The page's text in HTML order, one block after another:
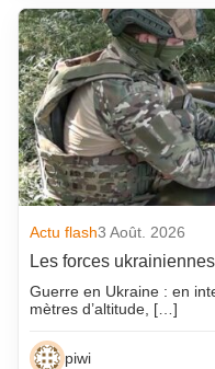
Actu flash3 Août. 2026
Les forces
Guerre en Ukraine : en
mètres d’altitude, […]
piwi